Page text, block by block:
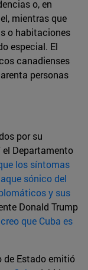
o, en
mientras que
o habitaciones
especial. El
canadienses
personas
por su
el Departamento
los síntomas
sónico del
y sus
Donald Trump
que Cuba es
de Estado emitió